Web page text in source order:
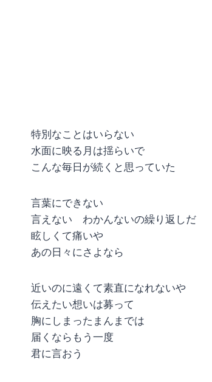
特別なことはいらない
水面に映る月は揺らいで
こんな毎日が続くと思っていた
言葉にできない
言えない わかんないの繰り返しだ
眩しくて痛いや
あの日々にさよなら
近いのに遠くて素直になれないや
伝えたい想いは募って
胸にしまったまんまでは
届くならもう一度
君に言おう